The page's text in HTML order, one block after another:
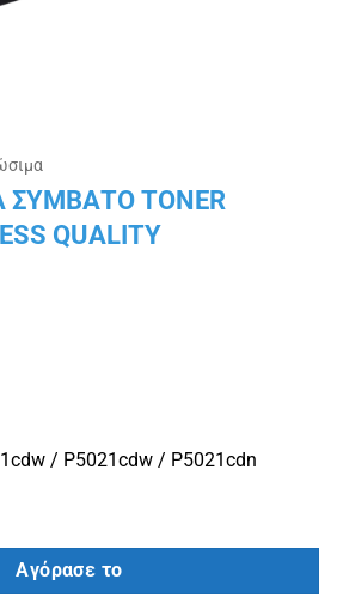
ΣΥΜΒΑΤΟ TONER
QUALITY
/ P5021cdw / P5021cdn
TONER TK5230 BUSINESS QUALITY
Αγόρασε το